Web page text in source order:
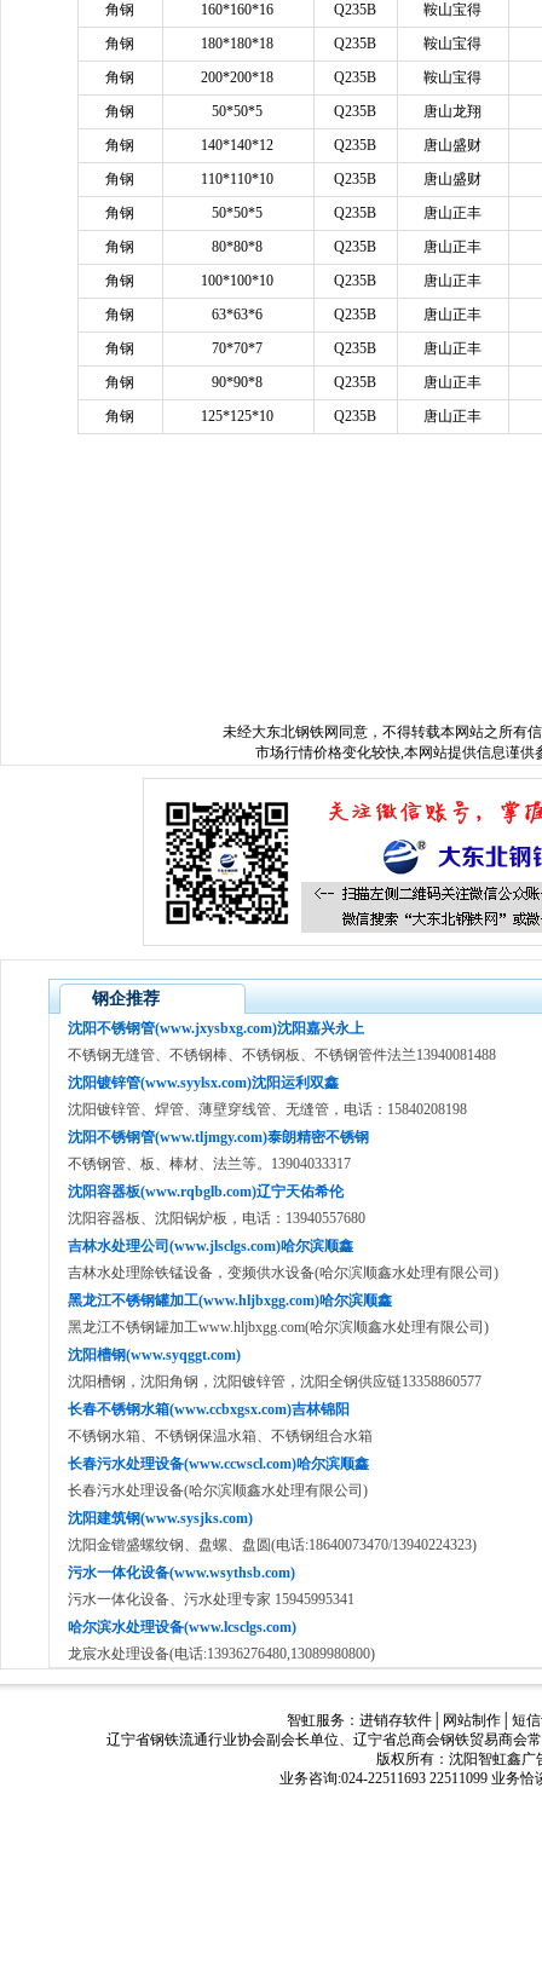
角钢
160*160*16 Q235B
鞍山宝得
角钢
180*180*18 Q235B
鞍山宝得
角钢
200*200*18 Q235B
鞍山宝得
角钢
50*50*5 Q235B
唐山龙翔
角钢
140*140*12 Q235B
唐山盛财
角钢
110*110*10 Q235B
唐山盛财
角钢
50*50*5 Q235B
唐山正丰
角钢
80*80*8 Q235B
唐山正丰
角钢
100*100*10 Q235B
唐山正丰
角钢
63*63*6 Q235B
唐山正丰
角钢
70*70*7 Q235B
唐山正丰
角钢
90*90*8 Q235B
唐山正丰
角钢
125*125*10 Q235B 唐山正丰
未经大东北钢铁网 同意，不得转载本网站之所有
市场行情价格变化较快,本网站提供信息谨供
钢企推荐
沈阳不锈钢管(www.jxysbxg.com)沈阳嘉兴永上
不锈钢无缝管、不锈钢棒、不锈钢板、不锈钢管件法兰13940081488
沈阳镀锌管(www.syylsx.com)沈阳运利双鑫
沈阳镀锌管、焊管、薄壁穿线管、无缝管，电话：15840208198
沈阳不锈钢管(www.tljmgy.com)泰朗精密不锈钢
不锈钢管、板、棒材、法兰等。13904033317
沈阳容器板(www.rqbglb.com)辽宁天佑希伦
沈阳容器板、沈阳锅炉板，电话：13940557680
吉林水处理公司(www.jlsclgs.com)哈尔滨顺鑫
吉林水处理除铁锰设备，变频供水设备(哈尔滨顺鑫水处理有限公司)
黑龙江不锈钢罐加工(www.hljbxgg.com)哈尔滨顺鑫
黑龙江不锈钢罐加工www.hljbxgg.com(哈尔滨顺鑫水处理有限公司)
沈阳槽钢(www.syqggt.com)
沈阳槽钢，沈阳角钢，沈阳镀锌管，沈阳全钢供应链13358860577
长春不锈钢水箱(www.ccbxgsx.com)吉林锦阳
不锈钢水箱、不锈钢保温水箱、不锈钢组合水箱
长春污水处理设备(www.ccwscl.com)哈尔滨顺鑫
长春污水处理设备(哈尔滨顺鑫水处理有限公司)
沈阳建筑钢(www.sysjks.com)
沈阳金锴盛螺纹钢、盘螺、盘圆(电话:18640073470/13940224323)
污水一体化设备(www.wsythsb.com)
污水一体化设备、污水处理专家 15945995341
哈尔滨水处理设备(www.lcsclgs.com)
龙宸水处理设备(电话:13936276480,13089980800)
智虹服务：进销存软件 网站制作 │短
辽宁省钢铁流通行业协会副会长单位、辽宁省总商会钢铁贸易商会
版权所有：沈阳智虹鑫广
业务咨询:024-22511693 22511099 业务